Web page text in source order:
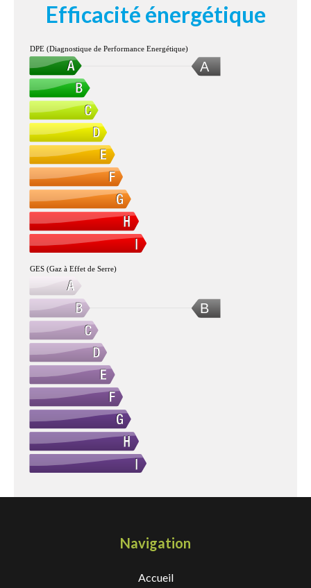
Efficacité énergétique
A
DPE (Diagnostique de Performance Energétique)
B
GES (Gaz à Effet de Serre)
Navigation
Accueil